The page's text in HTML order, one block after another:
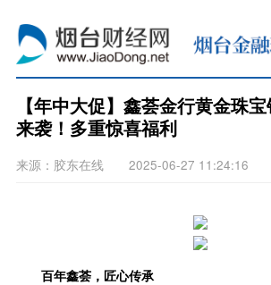
【年中大促】鑫荟金行黄金珠
来袭！多重惊喜福利
来源：胶东在线 2025-06-27 11:24:16
百年鑫荟，匠心传承